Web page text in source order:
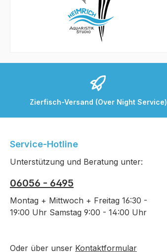
Zierfisch-Versand (Over Night Service)
Service-Hotline
Unterstützung und Beratung unter:
06056 - 6495
Montag + Mittwoch + Freitag 16:30 -
19:00 Uhr Samstag 9:00 - 14:00 Uhr
Oder über unser Kontaktformular